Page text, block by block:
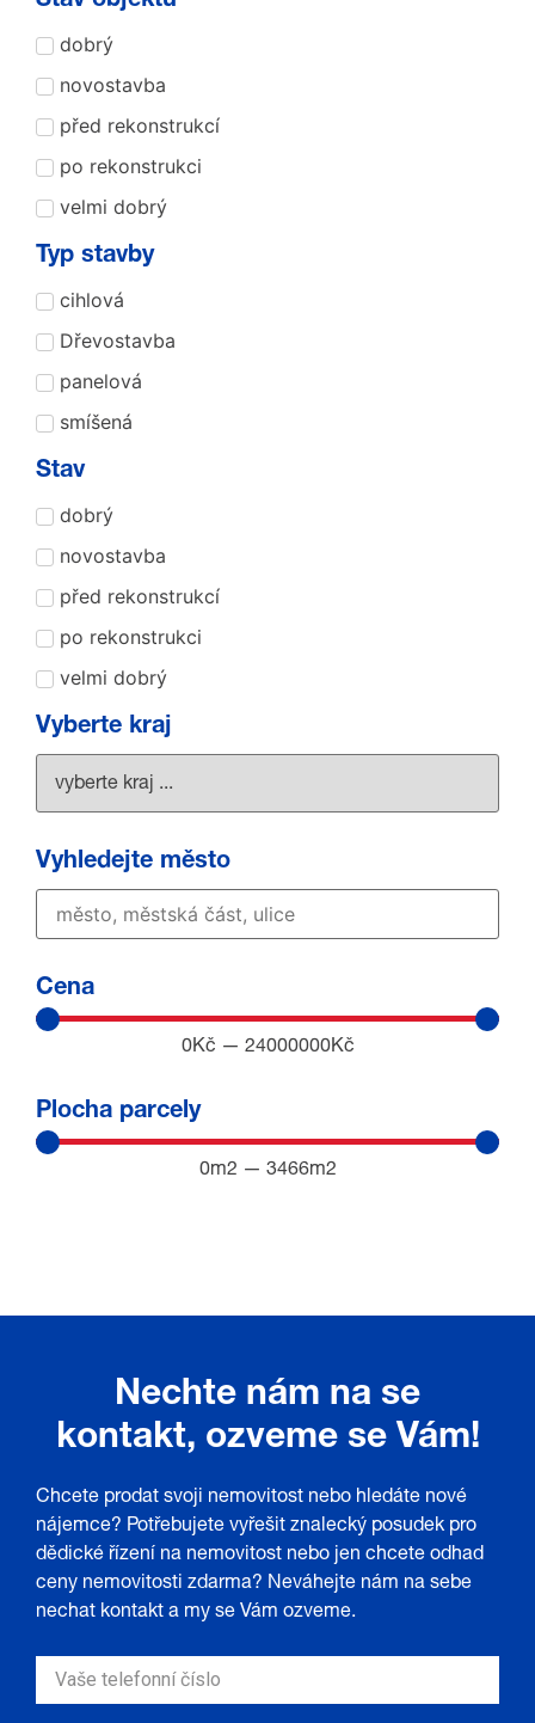
dobrý
novostavba
před rekonstrukcí
po rekonstrukci
velmi dobrý
Typ stavby
cihlová
Dřevostavba
panelová
smíšená
Stav
dobrý
novostavba
před rekonstrukcí
po rekonstrukci
velmi dobrý
Vyberte kraj
Vyhledejte město
Cena
0Kč — 24000000Kč
Plocha parcely
0m2 — 3466m2
Nechte nám na se
kontakt, ozveme se Vám!
Chcete prodat svoji nemovitost nebo hledáte nové
nájemce? Potřebujete vyřešit znalecký posudek pro
dědické řízení na nemovitost nebo jen chcete odhad
ceny nemovitosti zdarma? Neváhejte nám na sebe
nechat kontakt a my se Vám ozveme.